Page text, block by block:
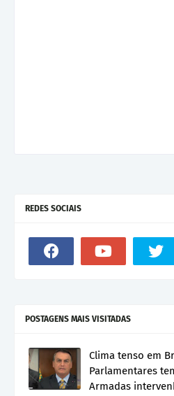
REDES SOCIAIS
POSTAGENS MAIS VISITADAS
Clima tenso em
Parlamentares
Armadas